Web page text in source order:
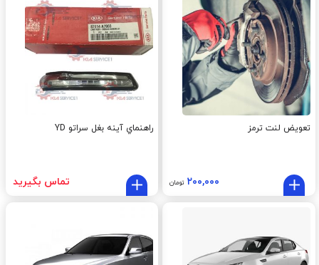
تعویض لنت ترمز
۲۰۰,۰۰۰ تومان
راهنماي آينه بغل سراتو YD
تماس بگیرید